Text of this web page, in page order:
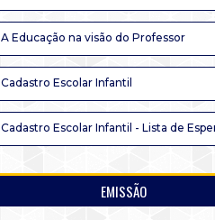
A Educação na visão do Professor
Cadastro Escolar Infantil
Cadastro Escolar Infantil - Lista de
EMISSÃO